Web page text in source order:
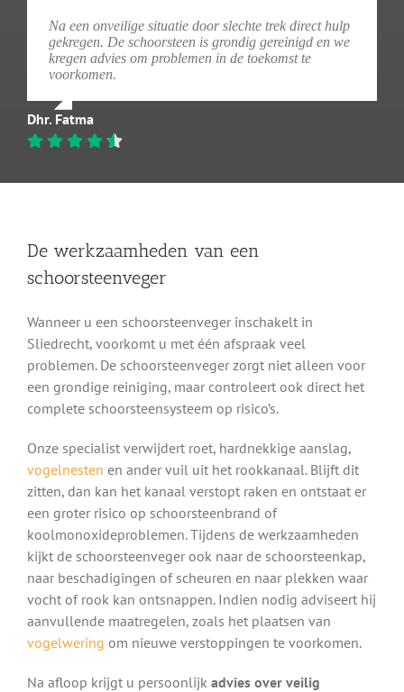
Na een onveilige situatie door slechte trek direct hulp
gekregen. De schoorsteen is grondig gereinigd en we
kregen advies om problemen in de toekomst te
voorkomen.
Dhr. Fatma
De werkzaamheden van een
schoorsteenveger
Wanneer u een schoorsteenveger inschakelt in
Sliedrecht, voorkomt u met één afspraak veel
problemen. De schoorsteenveger zorgt niet alleen voor
een grondige reiniging, maar controleert ook direct het
complete schoorsteensysteem op risico’s.
Onze specialist verwijdert roet, hardnekkige aanslag,
vogelnesten en ander vuil uit het rookkanaal. Blijft dit
zitten, dan kan het kanaal verstopt raken en ontstaat er
een groter risico op schoorsteenbrand of
koolmonoxideproblemen. Tijdens de werkzaamheden
kijkt de schoorsteenveger ook naar de schoorsteenkap,
naar beschadigingen of scheuren en naar plekken waar
vocht of rook kan ontsnappen. Indien nodig adviseert hij
aanvullende maatregelen, zoals het plaatsen van
vogelwering om nieuwe verstoppingen te voorkomen.
Na afloop krijgt u persoonlijk advies over veilig